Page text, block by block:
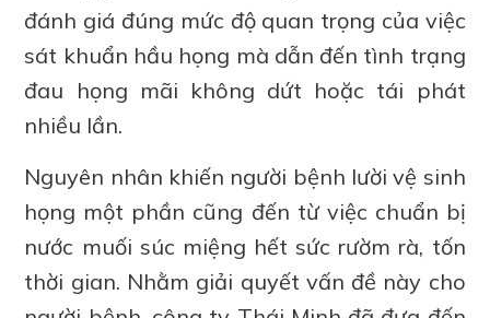
đánh giá đúng mức độ quan trọng của việc
sát khuẩn hầu họng mà dẫn đến tình trạng
đau họng mãi không dứt hoặc tái phát
nhiều lần.
Nguyên nhân khiến người bệnh lười vệ sinh
họng một phần cũng đến từ việc chuẩn bị
nước muối súc miệng hết sức rườm rà, tốn
thời gian. Nhằm giải quyết vấn đề này cho